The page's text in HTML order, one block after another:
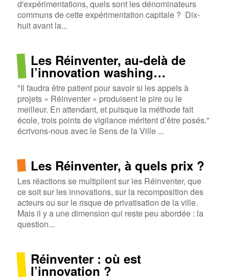
d'expérimentations, quels sont les dénominateurs
communs de cette expérimentation capitale ? Dix-
huit avant la...
Les Réinventer, au-delà de
l’innovation washing…
"Il faudra être patient pour savoir si les appels à
projets « Réinventer » produisent le pire ou le
meilleur. En attendant, et puisque la méthode fait
école, trois points de vigilance méritent d’être posés."
écrivons-nous avec le Sens de la Ville ...
Les Réinventer, à quels prix ?
Les réactions se multiplient sur les Réinventer, que
ce soit sur les innovations, sur la recomposition des
acteurs ou sur le risque de privatisation de la ville.
Mais il y a une dimension qui reste peu abordée : la
question...
Réinventer : où est
l’innovation ?